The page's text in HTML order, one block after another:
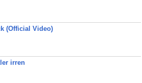
(Official Video)
irren